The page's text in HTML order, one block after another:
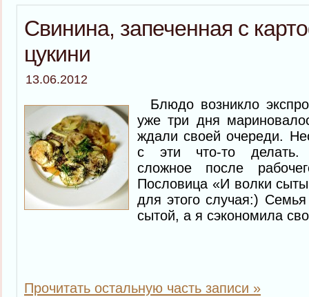
Свинина, запеченная с
цукини
13.06.2012
Блюдо возникло
уже три дня
ждали своей очереди.
с эти что-то делать.
сложное после
Пословица «И волки
для этого случая:)
сытой, а я сэкономила
Прочитать остальную часть записи »